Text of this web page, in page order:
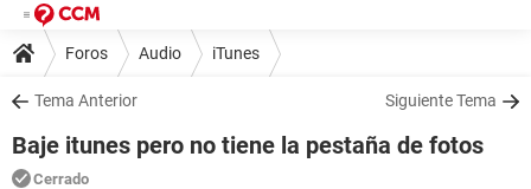
Foros Audio iTunes
Tema Anterior Siguiente Tema
Baje itunes pero no tiene la pestaña de fotos
Cerrado